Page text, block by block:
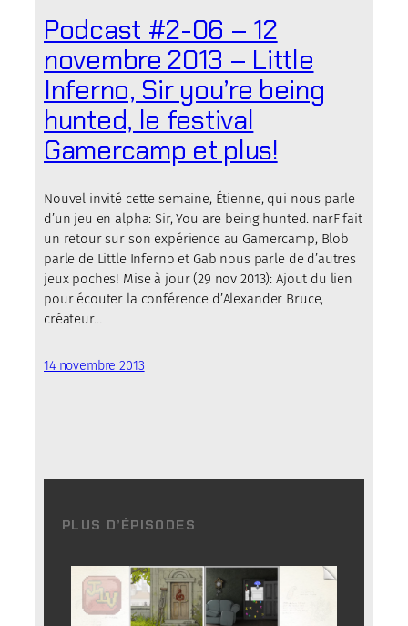
Podcast #2-06 – 12
novembre 2013 – Little
Inferno, Sir you’re being
hunted, le festival
Gamercamp et plus!
Nouvel invité cette semaine, Étienne, qui nous parle
d’un jeu en alpha: Sir, You are being hunted. narF fait
un retour sur son expérience au Gamercamp, Blob
parle de Little Inferno et Gab nous parle de d’autres
jeux poches! Mise à jour (29 nov 2013): Ajout du lien
pour écouter la conférence d’Alexander Bruce,
créateur…
14 novembre 2013
PLUS D’ÉPISODES